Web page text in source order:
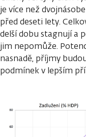
je více než
před deseti lety.
delší dobu stagnují a
jim nepomůže.
nasnadě, příjmy
podmínek v lepším